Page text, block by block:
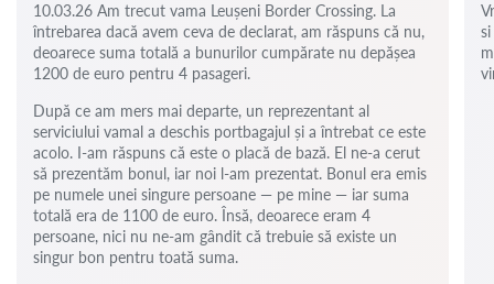
10.03.26 Am trecut vama Leușeni Border Crossing. La
întrebarea dacă avem ceva de declarat, am răspuns că nu,
deoarece suma totală a bunurilor cumpărate nu depășea
1200 de euro pentru 4 pasageri.
După ce am mers mai departe, un reprezentant al
serviciului vamal a deschis portbagajul și a întrebat ce este
acolo. I-am răspuns că este o placă de bază. El ne-a cerut
să prezentăm bonul, iar noi l-am prezentat. Bonul era emis
pe numele unei singure persoane — pe mine — iar suma
totală era de 1100 de euro. Însă, deoarece eram 4
persoane, nici nu ne-am gândit că trebuie să existe un
singur bon pentru toată suma.